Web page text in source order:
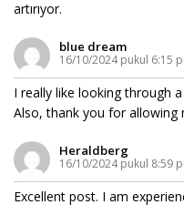
artırıyor.
blue dream
16/10/2024 pukul 6:15
I really like looking through
Also, thank you for allowing
Heraldberg
16/10/2024 pukul 8:59
Excellent post. I am